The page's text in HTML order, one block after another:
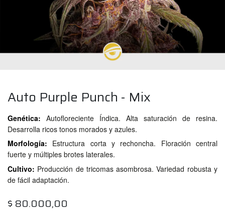
Auto Purple Punch - Mix
Genética: Autofloreciente Índica. Alta saturación de resina.
Desarrolla ricos tonos morados y azules.
Morfología: Estructura corta y rechoncha. Floración central
fuerte y múltiples brotes laterales.
Cultivo: Producción de tricomas asombrosa. Variedad robusta y
de fácil adaptación.
$ 80.000,00